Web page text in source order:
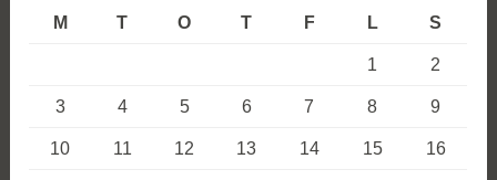
M
T O T F L S
1 2
3 4 5 6 7 8 9
10 11 12 13 14 15 16